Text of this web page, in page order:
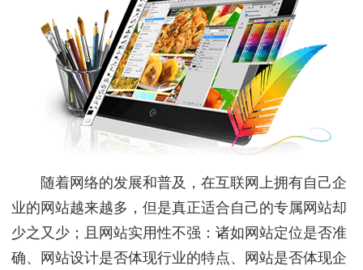
随着网络的发展和普及，在互联网上拥有自己企
业的网站越来越多，但是真正适合自己的专属网站却
少之又少；且网站实用性不强：诸如网站定位是否准
确、网站设计是否体现行业的特点、网站是否体现企